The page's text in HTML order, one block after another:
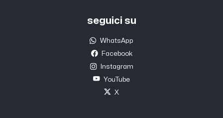
seguici su
WhatsApp
Facebook
Instagram
YouTube
X